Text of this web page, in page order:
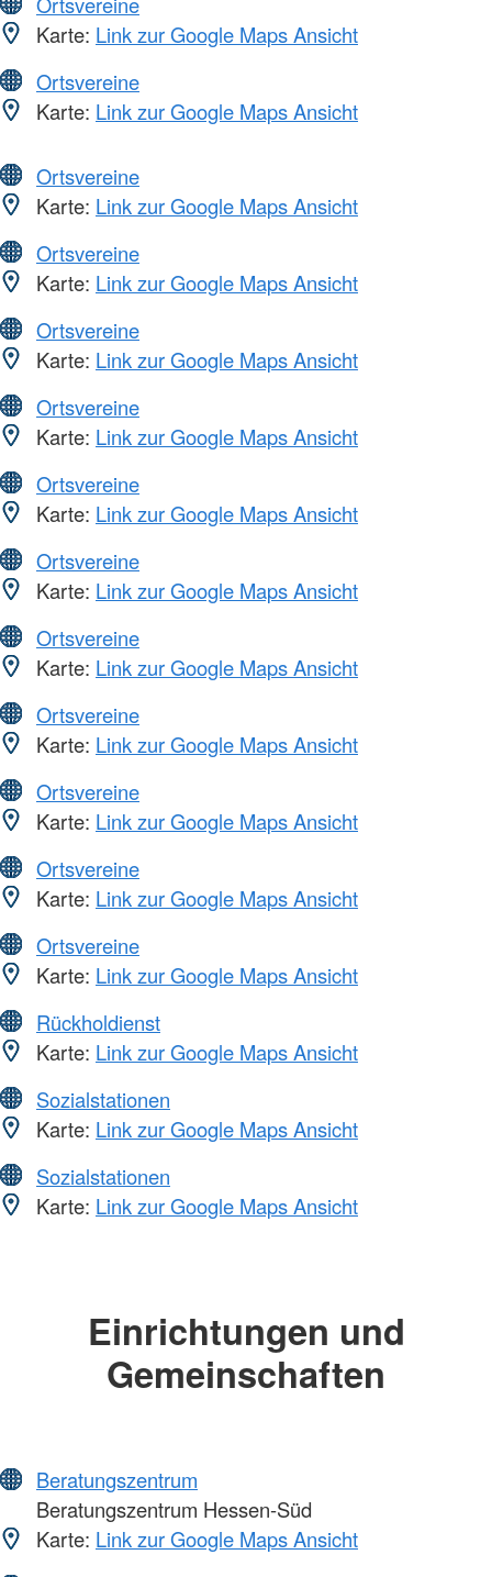
Karte: Link zur Google Maps Ansicht
Ortsvereine
Karte: Link zur Google Maps Ansicht
Ortsvereine
Karte: Link zur Google Maps Ansicht
Ortsvereine
Karte: Link zur Google Maps Ansicht
Ortsvereine
Karte: Link zur Google Maps Ansicht
Ortsvereine
Karte: Link zur Google Maps Ansicht
Ortsvereine
Karte: Link zur Google Maps Ansicht
Ortsvereine
Karte: Link zur Google Maps Ansicht
Ortsvereine
Karte: Link zur Google Maps Ansicht
Ortsvereine
Karte: Link zur Google Maps Ansicht
Ortsvereine
Karte: Link zur Google Maps Ansicht
Ortsvereine
Karte: Link zur Google Maps Ansicht
Ortsvereine
Karte: Link zur Google Maps Ansicht
Rückholdienst
Karte: Link zur Google Maps Ansicht
Sozialstationen
Karte: Link zur Google Maps Ansicht
Sozialstationen
Karte: Link zur Google Maps Ansicht
Einrichtungen und
Gemeinschaften
Beratungszentrum
Beratungszentrum Hessen-Süd
Karte: Link zur Google Maps Ansicht